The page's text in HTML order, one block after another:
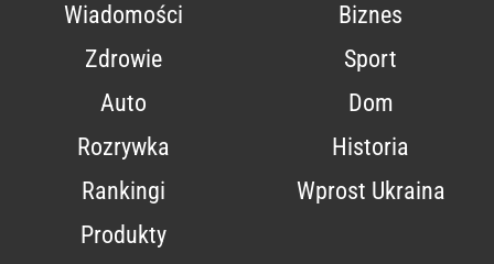
Wiadomości
Biznes
Zdrowie
Sport
Auto
Dom
Rozrywka
Historia
Rankingi
Wprost Ukraina
Produkty